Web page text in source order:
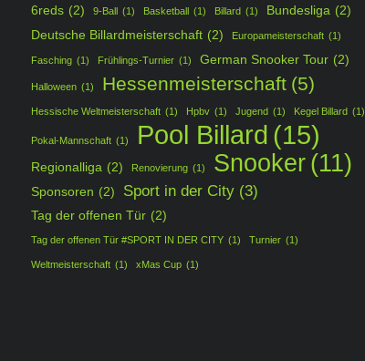
6reds (2) 9-Ball (1) Basketball (1) Billard (1) Bundesliga (2)
Deutsche Billardmeisterschaft (2) Europameisterschaft (1)
Fasching (1) Frühlings-Turnier (1) German Snooker Tour (2)
Halloween (1) Hessenmeisterschaft (5)
Hessische Weltmeisterschaft (1) Hpbv (1) Jugend (1) Kegel Billard (1)
Pokal-Mannschaft (1) Pool Billard (15)
Regionalliga (2) Renovierung (1) Snooker (11)
Sponsoren (2) Sport in der City (3)
Tag der offenen Tür (2)
Tag der offenen Tür #SPORT IN DER CITY (1) Turnier (1)
Weltmeisterschaft (1) xMas Cup (1)